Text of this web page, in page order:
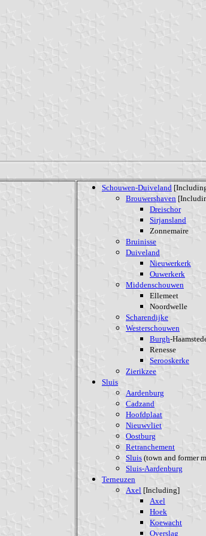
Schouwen-Duiveland
Brouwershaven
Dreischor
Sirjansland
Zonnemaire
Bruinisse
Duiveland
Nieuwerkerk
Ouwerkerk
Middenschouwen
Ellemeet
Noordwelle
Scharendijke
Westerschouwen
Burgh-
Renesse
Serooskerke
Zierikzee
Sluis
Aardenburg
Cadzand
Hoofdplaat
Nieuwvliet
Oostburg
Retranchement
Sluis (town and former
Sluis-Aardenburg
Terneuzen
Axel [Including]
Axel
Hoek
Koewacht
Overslag